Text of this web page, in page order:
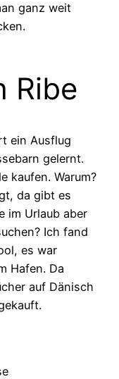
ganz weit
Ribe
ein Ausflug
gelernt.
kaufen. Warum?
da gibt es
im Urlaub aber
Ich fand
es war
Hafen. Da
auf Dänisch